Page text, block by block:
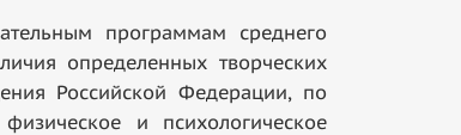
программам среднего
определенных творческих
Российской Федерации, по
и психологическое